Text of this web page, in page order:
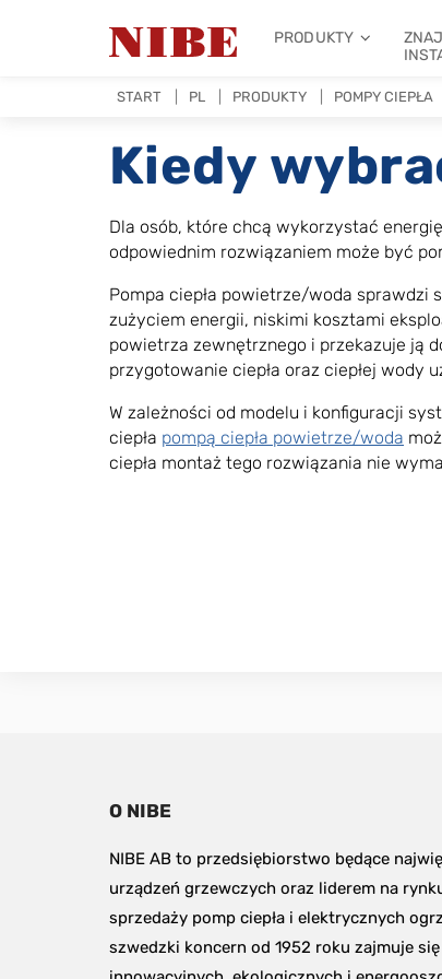
PRODUKTY
START PL PRODUKTY POMPY CIEPŁA
Kiedy
Dla osób, które chcą wykorzystać
odpowiednim rozwiązaniem może być
Pompa ciepła powietrze/woda sprawdzi
zużyciem energii, niskimi kosztami
powietrza zewnętrznego i przekazuje ją
przygotowanie ciepła oraz ciepłej
W zależności od modelu i konfiguracji
ciepła pompą ciepła powietrze/woda
ciepła montaż tego rozwiązania nie
O NIBE
NIBE AB to przedsiębiorstwo będące
urządzeń grzewczych oraz liderem na
sprzedaży pomp ciepła i elektrycznych
szwedzki koncern od 1952 roku zajmuje